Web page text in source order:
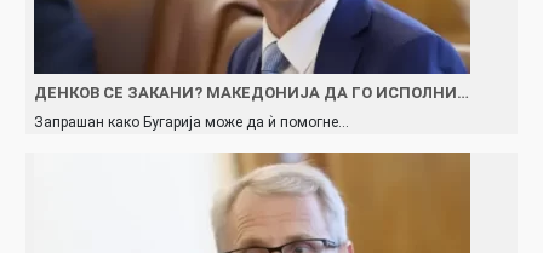
ДЕНКОВ СЕ ЗАКАНИ? МАКЕДОНИЈА ДА ГО ИСПОЛНИ…
Запрашан како Бугарија може да ѝ помогне…